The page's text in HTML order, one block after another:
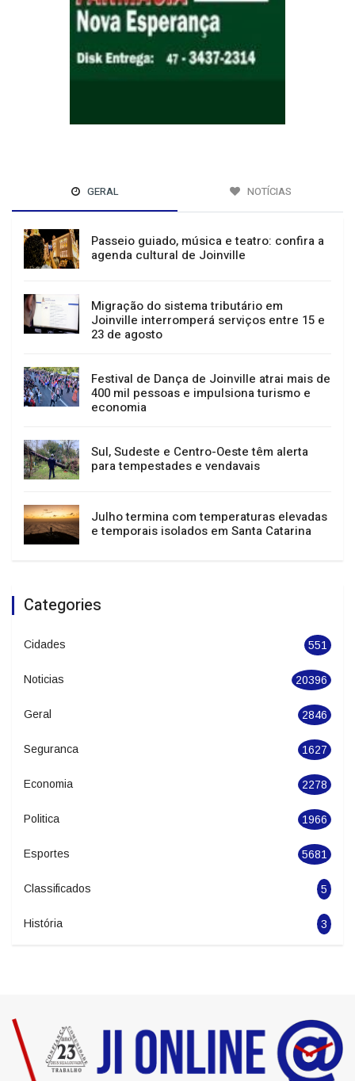
GERAL NOTÍCIAS
Passeio guiado, música e teatro: confira a
agenda cultural de Joinville
Migração do sistema tributário em
Joinville interromperá serviços entre 15 e
23 de agosto
Festival de Dança de Joinville atrai mais de
400 mil pessoas e impulsiona turismo e
economia
Sul, Sudeste e Centro-Oeste têm alerta
para tempestades e vendavais
e temporais isolados em Santa Catarina
Categories
Cidades 551
Noticias 20396
Geral 2846
Seguranca 1627
Economia 2278
Politica 1966
Esportes 5681